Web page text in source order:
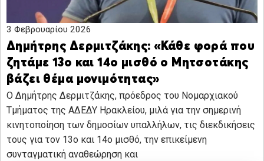
3 Φεβρουαρίου 2026
Δημήτρης Δερμιτζάκης: «Κάθε φορά που
ζητάμε 13ο και 14ο μισθό ο Μητσοτάκης
βάζει θέμα μονιμότητας»
Ο Δημήτρης Δερμιτζάκης, πρόεδρος του Νομαρχιακού
Τμήματος της ΑΔΕΔΥ Ηρακλείου, μιλά για την σημερινή
κινητοποίηση των δημοσίων υπαλλήλων, τις διεκδικήσεις
τους για τον 13ο και 14ο μισθό, την επικείμενη
συνταγματική αναθεώρηση και